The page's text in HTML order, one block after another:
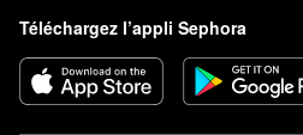
Téléchargez l’appli Sephora